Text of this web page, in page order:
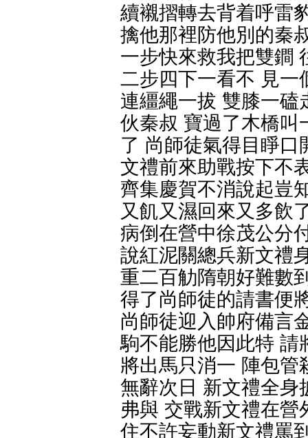
續襯摺轉去背着呼雷
擒他那裡防他別的秦
一步快來救我把雙鐧
二步四下一看不 見一
連繮繩一拔 雙膝一磕
伙秦叔 寶過了木橋叫
了 尚師徒氣得目睜口
文禮前來助戰按下不
齊集慶賀不消說起豈
又飢又濕回來又多飲
病倒在營中徐茂公分
說紅泥關總兵新文禮
重二百觔隋朝好難數
得了尚師徒的請書便
尚師徒迎入帥府備言
駒不能勝他因此特 請
將出馬只消一 陣包管
無辭次日 新文禮全身
弗與 交戰新文禮在營
住不許妄動新文禮罵